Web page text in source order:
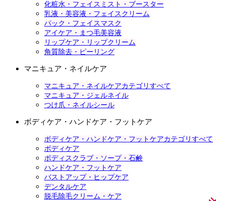
化粧水・フェイスミスト・ブースター
乳液・美容液・フェイスクリーム
パック・フェイスマスク
アイケア・まつ毛美容液
リップケア・リップクリーム
角質除去・ピーリング
マニキュア・ネイルケア
マニキュア・ネイルケアカテゴリすべて
マニキュア・ジェルネイル
つけ爪・ネイルシール
ボディケア・ハンドケア・フットケア
ボディケア・ハンドケア・フットケアカテゴリすべて
ボディケア
ボディスクラブ・ソープ・石鹸
ハンドケア・フットケア
バストアップ・ヒップケア
デンタルケア
脱毛除毛クリーム・ケア